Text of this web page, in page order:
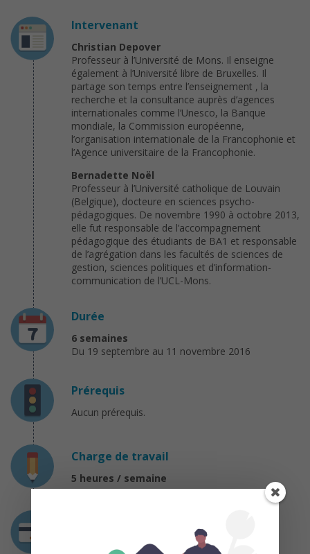
Intervenant
Christian Depover
Professeur à l’Université de Mons. Il enseigne
également à l’Université libre de Bruxelles. Il
partage son temps entre l’enseignement , la
recherche et la consultance auprès d’agences
internationales comme l’Unesco, la Banque
mondiale, la Commission européenne,
l’organisation internationale de la Francophonie et
l’Agence universitaire de la Francophonie.
Bernadette Noël
Professeur à l’Université catholique de Louvain
(Belgique), docteure en sciences psycho-
pédagogiques. De novembre 1990 à octobre 2013,
elle fut responsable de l’accompagnement
pédagogique des étudiants de BA1 et responsable
de l’agrégation dans les facultés de sciences de
gestion, sciences politiques et d’information-
communication de l’UCL-Mons.
Durée
6 semaines
Du 19 septembre au 11 novembre 2016
Prérequis
Aucun prérequis.
Charge de travail
5 heures / semaine